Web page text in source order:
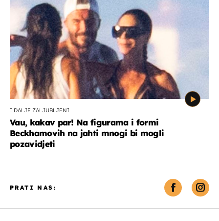
I DALJE ZALJUBLJENI
Vau, kakav par! Na figurama i formi
Beckhamovih na jahti mnogi bi mogli
pozavidjeti
PRATI NAS: